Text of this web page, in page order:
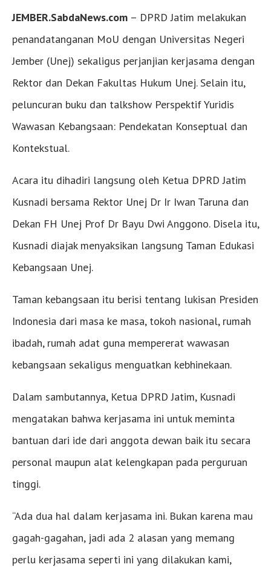
JEMBER.SabdaNews.com – DPRD Jatim melakukan
penandatanganan MoU dengan Universitas Negeri
Jember (Unej) sekaligus perjanjian kerjasama dengan
Rektor dan Dekan Fakultas Hukum Unej. Selain itu,
peluncuran buku dan talkshow Perspektif Yuridis
Wawasan Kebangsaan: Pendekatan Konseptual dan
Kontekstual.
Acara itu dihadiri langsung oleh Ketua DPRD Jatim
Kusnadi bersama Rektor Unej Dr Ir Iwan Taruna dan
Dekan FH Unej Prof Dr Bayu Dwi Anggono. Disela itu,
Kusnadi diajak menyaksikan langsung Taman Edukasi
Kebangsaan Unej.
Taman kebangsaan itu berisi tentang lukisan Presiden
Indonesia dari masa ke masa, tokoh nasional, rumah
ibadah, rumah adat guna mempererat wawasan
kebangsaan sekaligus menguatkan kebhinekaan.
Dalam sambutannya, Ketua DPRD Jatim, Kusnadi
mengatakan bahwa kerjasama ini untuk meminta
bantuan dari ide dari anggota dewan baik itu secara
personal maupun alat kelengkapan pada perguruan
tinggi.
“Ada dua hal dalam kerjasama ini. Bukan karena mau
gagah-gagahan, jadi ada 2 alasan yang memang
perlu kerjasama seperti ini yang dilakukan kami,